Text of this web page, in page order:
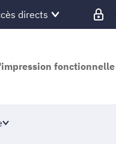
directs
fonctionnelle